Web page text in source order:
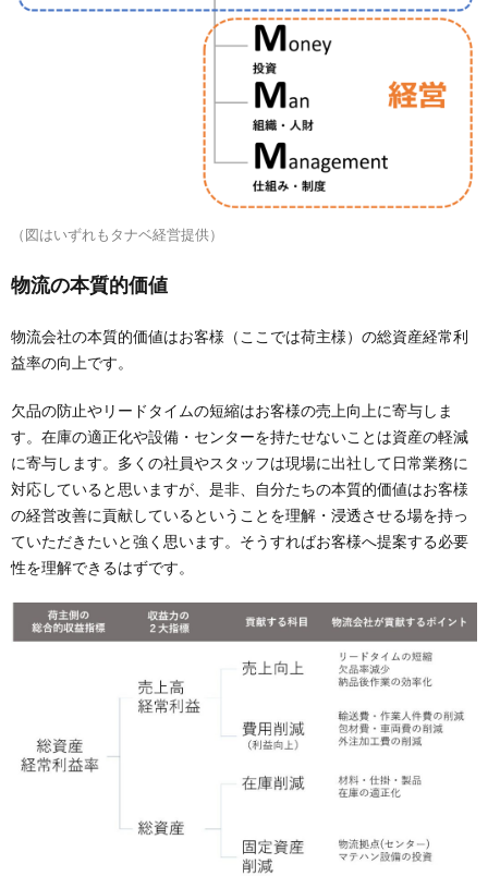
（図はいずれもタナベ経営提供）
物流の本質的価値
物流会社の本質的価値はお客様（ここでは荷主様）の総資産経常利
益率の向上です。
欠品の防止やリードタイムの短縮はお客様の売上向上に寄与しま
す。在庫の適正化や設備・センターを持たせないことは資産の軽減
に寄与します。多くの社員やスタッフは現場に出社して日常業務に
対応していると思いますが、是非、自分たちの本質的価値はお客様
の経営改善に貢献しているということを理解・浸透させる場を持っ
ていただきたいと強く思います。そうすればお客様へ提案する必要
性を理解できるはずです。